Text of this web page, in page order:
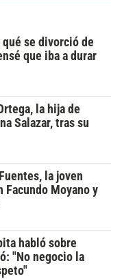
se divorció de
que iba a durar
la hija de
Salazar, tras su
la joven
Facundo Moyano y
habló sobre
"No negocio la